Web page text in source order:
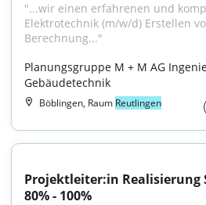
"...wir einen erfahrenen und
Elektrotechnik (m/w/d) Erstellen
Berechnung..."
Planungsgruppe M + M AG
Gebäudetechnik
Böblingen, Raum Reutlingen
Projektleiter:in Realisierung
80% - 100%